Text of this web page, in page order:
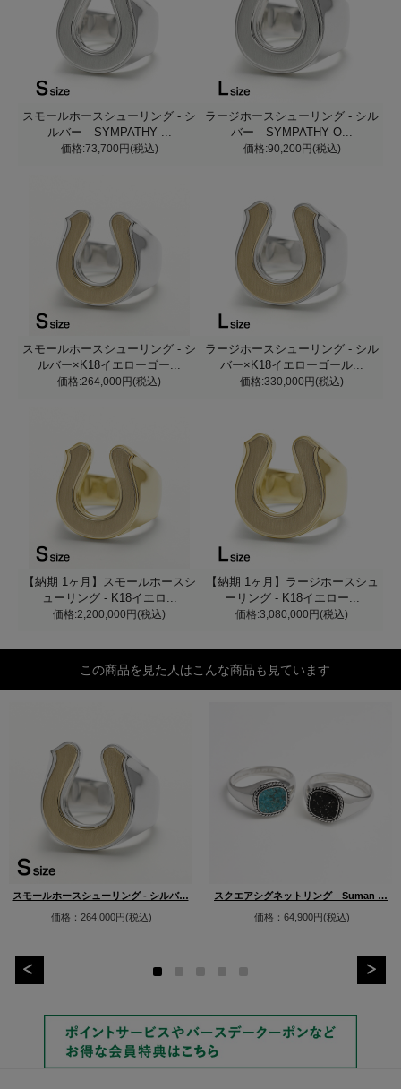
スモールホースシューリング - シ
ルバー SYMPATHY ...
価格:73,700円(税込)
ラージホースシューリング - シル
バー SYMPATHY O...
価格:90,200円(税込)
スモールホースシューリング - シ
ルバー×K18イエローゴー...
価格:264,000円(税込)
ラージホースシューリング - シル
バー×K18イエローゴール...
価格:330,000円(税込)
【納期 1ヶ月】スモールホースシ
ューリング - K18イエロ...
価格:2,200,000円(税込)
【納期 1ヶ月】ラージホースシュ
ーリング - K18イエロー...
価格:3,080,000円(税込)
この商品を見た人はこんな商品も見ています
スモールホースシューリング - シルバ…
価格：264,000円(税込)
スクエアシグネットリング Suman …
価格：64,900円(税込)